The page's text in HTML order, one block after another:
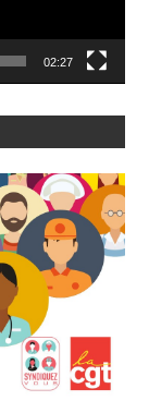
02:27